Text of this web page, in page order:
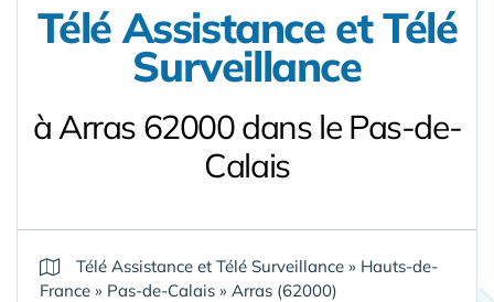
Télé Assistance et Télé
Surveillance
à Arras 62000 dans le Pas-de-
Calais
Télé Assistance et Télé Surveillance » Hauts-de-
France » Pas-de-Calais » Arras (62000)